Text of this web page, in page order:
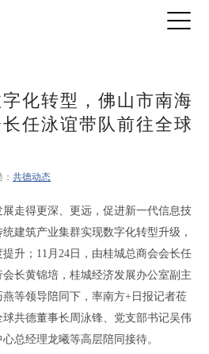
化转型，佛山市南海
任泳谊带队前往全球
共德动态
走得更深、更远，促进新一代信息技
建筑产业集群实现数字化转型升级，
升； 11月24日，由桂城总商会会长任
长黄锦培，桂城经济发展办公室副主
等领导陪同下，率南方+日报记者莅
共德董事长周泳锋、党支部书记吴伟
总经理龙曦等高层陪同接待。